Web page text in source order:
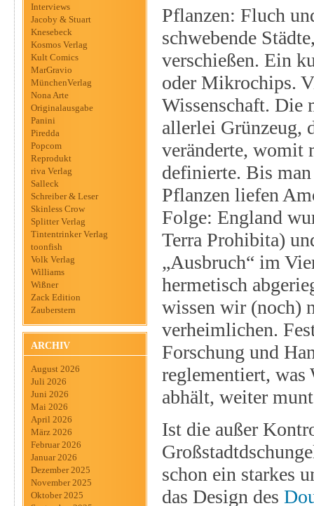
Interviews
Jacoby & Stuart
Knesebeck
Kosmos Verlag
Kult Comics
MarGravio
MünchenVerlag
Nona Arte
Originalausgabe
Panini
Piredda
Popcom
Reprodukt
riva Verlag
Salleck
Schreiber & Leser
Skinless Crow
Splitter Verlag
Tintentrinker Verlag
toonfish
Volk Verlag
Williams
Wißner
Zack Edition
Zauberstern
ARCHIV
August 2026
Juli 2026
Juni 2026
Mai 2026
April 2026
März 2026
Februar 2026
Januar 2026
Dezember 2025
November 2025
Oktober 2025
Pflanzen: Fluch
schwebende
verschießen. Ein
oder Mikrochips.
Wissenschaft. Die
allerlei Grünzeug,
veränderte, womit
definierte. Bis
Pflanzen liefen
Folge: England
Terra Prohibita)
„Ausbruch“ im
hermetisch
wissen wir (noch)
verheimlichen.
Forschung und
reglementiert, was
abhält, weiter
Ist die außer
schon ein starkes
das Design des